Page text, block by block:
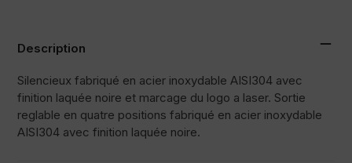
Description
Silencieux fabriqué en acier inoxydable AISI304 avec
finition laquée noire et marcage du logo a laser. Sortie
reglable en quatre positions fabriqué en acier inoxydable
AISI304 avec finition laquée noire.